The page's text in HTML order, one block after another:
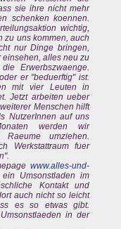
sie ihre nicht mehr
schenken koennen.
wichtig,
zu uns kommen, auch
nur Dinge bringen,
alles neu zu
Erwerbszwaenge.
er "beduerftig" ist.
mit vier Leuten in
Jetzt arbeiten ueber
Menschen hilft
NutzerInnen auf uns
werden wir
umziehen.
Werkstattraum fuer
www.alles-und-
Umsonstladen im
Kontakt und
auch nicht so leicht
es so etwas gibt.
in der